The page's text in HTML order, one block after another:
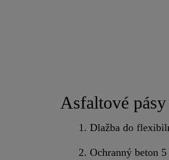
Asfaltové pásy
1. Dlažba do
2. Ochranný beton 5